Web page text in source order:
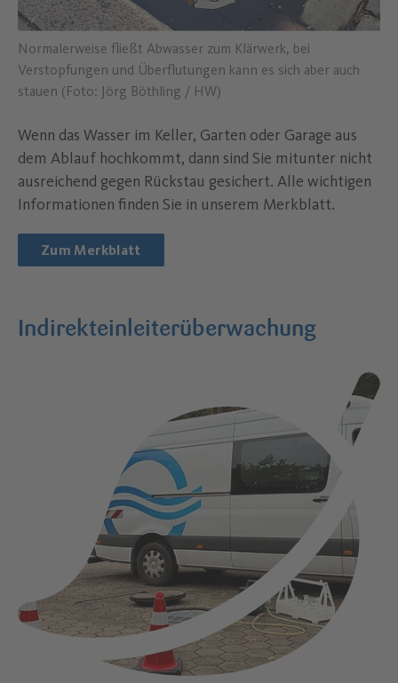
Normalerweise fließt Abwasser zum Klärwerk, bei
Verstopfungen und Überflutungen kann es sich aber auch
stauen (Foto: Jörg Böthling / HW)
Wenn das Wasser im Keller, Garten oder Garage aus
dem Ablauf hochkommt, dann sind Sie mitunter nicht
ausreichend gegen Rückstau gesichert. Alle wichtigen
Informationen finden Sie in unserem Merkblatt.
Zum Merkblatt
Indirekteinleiterüberwachung